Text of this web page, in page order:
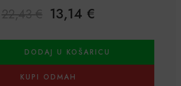
13,14 €
DODAJ U KOŠARICU
KUPI ODMAH